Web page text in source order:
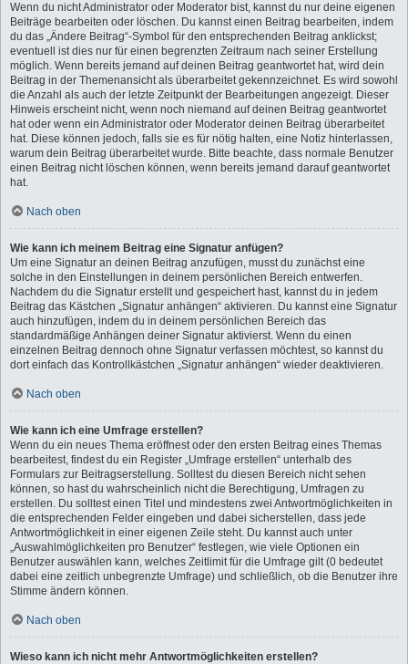
Wenn du nicht Administrator oder Moderator bist, kannst du nur deine eigenen
Beiträge bearbeiten oder löschen. Du kannst einen Beitrag bearbeiten, indem
du das „Ändere Beitrag“-Symbol für den entsprechenden Beitrag anklickst;
eventuell ist dies nur für einen begrenzten Zeitraum nach seiner Erstellung
möglich. Wenn bereits jemand auf deinen Beitrag geantwortet hat, wird dein
Beitrag in der Themenansicht als überarbeitet gekennzeichnet. Es wird sowohl
die Anzahl als auch der letzte Zeitpunkt der Bearbeitungen angezeigt. Dieser
Hinweis erscheint nicht, wenn noch niemand auf deinen Beitrag geantwortet
hat oder wenn ein Administrator oder Moderator deinen Beitrag überarbeitet
hat. Diese können jedoch, falls sie es für nötig halten, eine Notiz hinterlassen,
warum dein Beitrag überarbeitet wurde. Bitte beachte, dass normale Benutzer
einen Beitrag nicht löschen können, wenn bereits jemand darauf geantwortet
hat.
Nach oben
Wie kann ich meinem Beitrag eine Signatur anfügen?
Um eine Signatur an deinen Beitrag anzufügen, musst du zunächst eine
solche in den Einstellungen in deinem persönlichen Bereich entwerfen.
Nachdem du die Signatur erstellt und gespeichert hast, kannst du in jedem
Beitrag das Kästchen „Signatur anhängen“ aktivieren. Du kannst eine Signatur
auch hinzufügen, indem du in deinem persönlichen Bereich das
standardmäßige Anhängen deiner Signatur aktivierst. Wenn du einen
einzelnen Beitrag dennoch ohne Signatur verfassen möchtest, so kannst du
dort einfach das Kontrollkästchen „Signatur anhängen“ wieder deaktivieren.
Nach oben
Wie kann ich eine Umfrage erstellen?
Wenn du ein neues Thema eröffnest oder den ersten Beitrag eines Themas
bearbeitest, findest du ein Register „Umfrage erstellen“ unterhalb des
Formulars zur Beitragserstellung. Solltest du diesen Bereich nicht sehen
können, so hast du wahrscheinlich nicht die Berechtigung, Umfragen zu
erstellen. Du solltest einen Titel und mindestens zwei Antwortmöglichkeiten in
die entsprechenden Felder eingeben und dabei sicherstellen, dass jede
Antwortmöglichkeit in einer eigenen Zeile steht. Du kannst auch unter
„Auswahlmöglichkeiten pro Benutzer“ festlegen, wie viele Optionen ein
Benutzer auswählen kann, welches Zeitlimit für die Umfrage gilt (0 bedeutet
dabei eine zeitlich unbegrenzte Umfrage) und schließlich, ob die Benutzer ihre
Stimme ändern können.
Nach oben
Wieso kann ich nicht mehr Antwortmöglichkeiten erstellen?